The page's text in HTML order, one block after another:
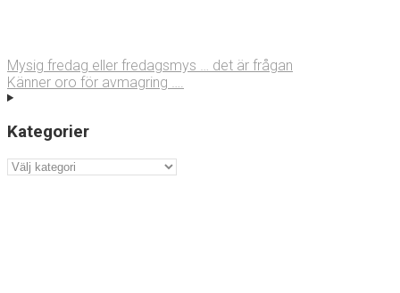
Mysig fredag eller fredagsmys … det är frågan
Känner oro för avmagring ….
Kategorier
Kategorier